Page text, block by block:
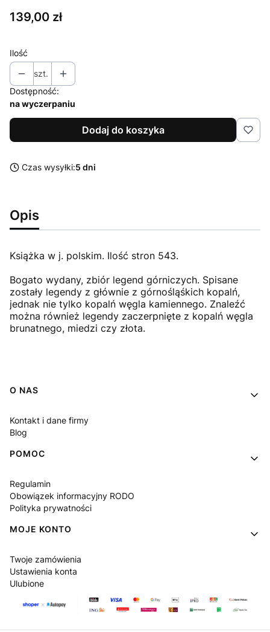
Cena
139,00 zł
Ilość
szt.
Dostępność:
na wyczerpaniu
Dodaj do koszyka
Czas wysyłki:5 dni
Opis
Książka w j. polskim. Ilość stron 543.
Bogato wydany, zbiór legend górniczych. Spisane
zostały legendy z głównie z górnośląśkich kopalń,
jednak nie tylko kopalń węgla kamiennego. Znaleźć
można również legendy zaczerpnięte z kopalń węgla
brunatnego, miedzi czy złota.
Linki w stopce
O NAS
Kontakt i dane firmy
Blog
POMOC
Regulamin
Obowiązek informacyjny RODO
Polityka prywatności
MOJE KONTO
Twoje zamówienia
Ustawienia konta
Ulubione